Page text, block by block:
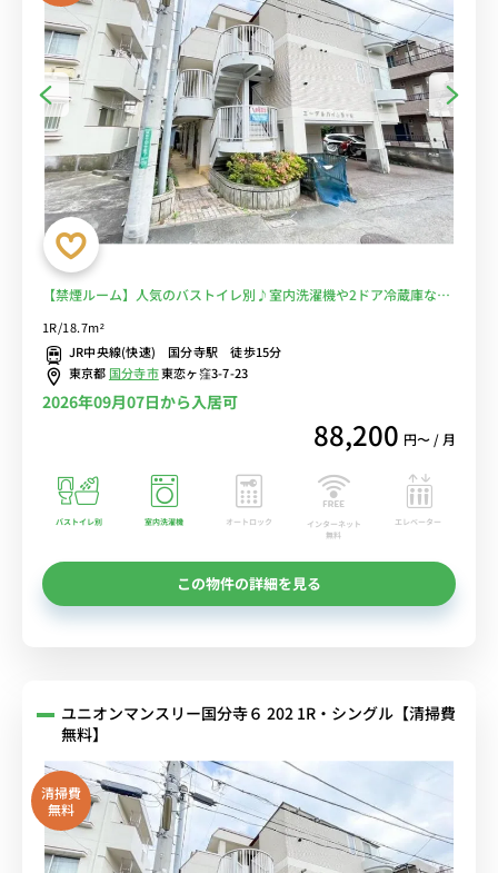
【禁煙ルーム】人気のバストイレ別♪室内洗濯機や2ドア冷蔵庫など
モールが複数あり買い物に便利■選べるWi-Fi格安レンタル中！
1R/18.7m²
JR中央線(快速) 国分寺駅 徒歩15分
東京都 国分寺市東恋ヶ窪3-7-23
2026年09月07日から入居可
88,200 円〜 / 月
バストイレ別 室内洗濯機 オートロック
インターネット
無料
エレベーター
この物件の詳細を見る
ユニオンマンスリー国分寺６ 202 1R・シングル【清掃費
無料】
清掃費
無料